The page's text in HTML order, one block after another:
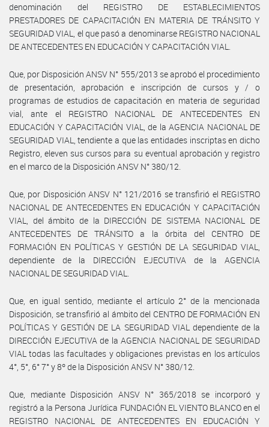
denominación del REGISTRO DE ESTABLECIMIENTOS
PRESTADORES DE CAPACITACIÓN EN MATERIA DE TRÁNSITO Y
SEGURIDAD VIAL, el que pasó a denominarse REGISTRO NACIONAL
DE ANTECEDENTES EN EDUCACIÓN Y CAPACITACIÓN VIAL.
Que, por Disposición ANSV N° 555/2013 se aprobó el procedimiento
de presentación, aprobación e inscripción de cursos y / o
programas de estudios de capacitación en materia de seguridad
vial, ante el REGISTRO NACIONAL DE ANTECEDENTES EN
EDUCACIÓN Y CAPACITACIÓN VIAL, de la AGENCIA NACIONAL DE
SEGURIDAD VIAL, tendiente a que las entidades inscriptas en dicho
Registro, eleven sus cursos para su eventual aprobación y registro
en el marco de la Disposición ANSV N° 380/12.
Que, por Disposición ANSV N° 121/2016 se transfirió el REGISTRO
NACIONAL DE ANTECEDENTES EN EDUCACIÓN Y CAPACITACIÓN
VIAL, del ámbito de la DIRECCIÓN DE SISTEMA NACIONAL DE
ANTECEDENTES DE TRÁNSITO a la órbita del CENTRO DE
FORMACIÓN EN POLÍTICAS Y GESTIÓN DE LA SEGURIDAD VIAL,
dependiente de la DIRECCIÓN EJECUTIVA de la AGENCIA
NACIONAL DE SEGURIDAD VIAL.
Que, en igual sentido, mediante el artículo 2° de la mencionada
Disposición, se transfirió al ámbito del CENTRO DE FORMACIÓN EN
POLÍTICAS Y GESTIÓN DE LA SEGURIDAD VIAL dependiente de la
DIRECCIÓN EJECUTIVA de la AGENCIA NACIONAL DE SEGURIDAD
VIAL todas las facultades y obligaciones previstas en los artículos
4°, 5°, 6° 7° y 8º de la Disposición ANSV N° 380/12.
Que, mediante Disposición ANSV N° 365/2018 se incorporó y
registró a la Persona Jurídica FUNDACIÓN EL VIENTO BLANCO en el
REGISTRO NACIONAL DE ANTECEDENTES EN EDUCACIÓN Y